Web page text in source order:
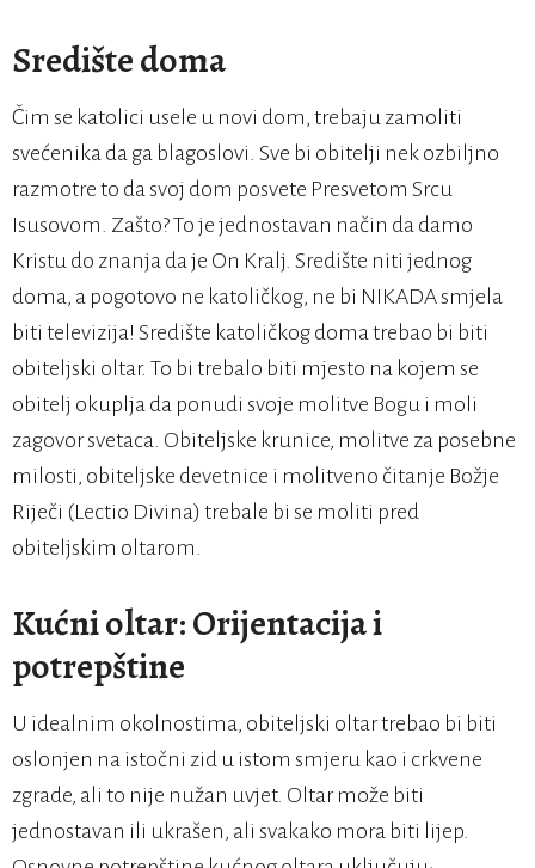
Središte doma
Čim se katolici usele u novi dom, trebaju zamoliti
svećenika da ga blagoslovi. Sve bi obitelji nek ozbiljno
razmotre to da svoj dom posvete Presvetom Srcu
Isusovom. Zašto? To je jednostavan način da damo
Kristu do znanja da je On Kralj. Središte niti jednog
doma, a pogotovo ne katoličkog, ne bi NIKADA smjela
biti televizija! Središte katoličkog doma trebao bi biti
obiteljski oltar. To bi trebalo biti mjesto na kojem se
obitelj okuplja da ponudi svoje molitve Bogu i moli
zagovor svetaca. Obiteljske krunice, molitve za posebne
milosti, obiteljske devetnice i molitveno čitanje Božje
Riječi (Lectio Divina) trebale bi se moliti pred
obiteljskim oltarom.
Kućni oltar: Orijentacija i
potrepštine
U idealnim okolnostima, obiteljski oltar trebao bi biti
oslonjen na istočni zid u istom smjeru kao i crkvene
zgrade, ali to nije nužan uvjet. Oltar može biti
jednostavan ili ukrašen, ali svakako mora biti lijep.